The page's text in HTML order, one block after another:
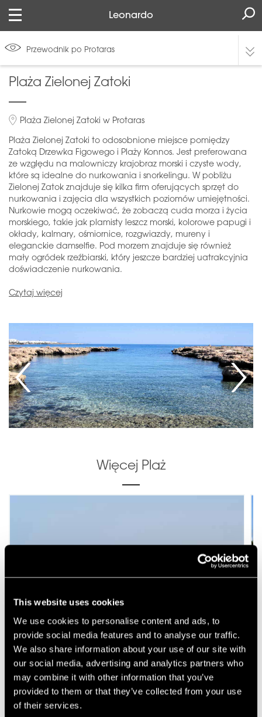
This website uses cookies
We use cookies to personalise content and ads, to
provide social media features and to analyse our traffic.
We also share information about your use of our site with
our social media, advertising and analytics partners who
may combine it with other information that you’ve
provided to them or that they’ve collected from your use
of their services.
Leonardo
Przewodnik po Protaras
Plaża Zielonej Zatoki
Plaża Zielonej Zatoki w Protaras
Plaża Zielonej Zatoki to odosobnione miejsce pomiędzy
Zatoką Drzewka Figowego i Plaży Konnos. Jest preferowana
ze względu na malowniczy krajobraz morski i czyste wody,
które są idealne do nurkowania i snorkelingu. W pobliżu
Zielonej Zatok znajduje się kilka firm oferujących sprzęt do
nurkowania i zajęcia dla wszystkich poziomów umiejętności.
Nurkowie mogą oczekiwać, że zobaczą cuda morza i życia
morskiego, takie jak plamisty leszcz morski, kolorowe papugi i
okłady, kalmary, ośmiornice, rozgwiazdy, mureny i
eleganckie damselfie. Pod morzem znajduje się również
mały ogródek rzeźbiarski, który jeszcze bardziej uatrakcyjnia
doświadczenie nurkowania.
Czytaj więcej
Więcej Plaż
Plaża Ayia Thekla